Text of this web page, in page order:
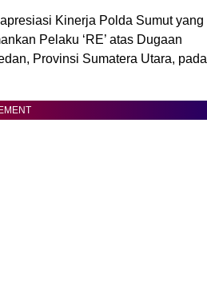
Kinerja Polda Sumut yang
Pelaku ‘RE’ atas Dugaan
Provinsi Sumatera Utara, pada